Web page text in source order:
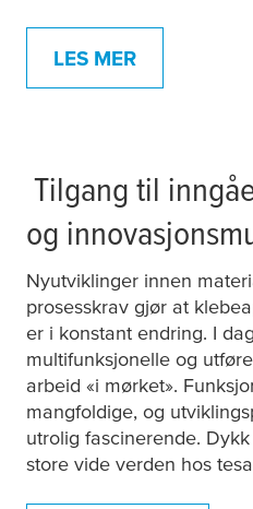
LES MER
Tilgang til
og
Nyutviklinger innen
prosesskrav gjør at
er i konstant endring. I
multifunksjonelle og
arbeid «i mørket».
mangfoldige, og
utrolig fascinerende.
store vide verden hos tesa